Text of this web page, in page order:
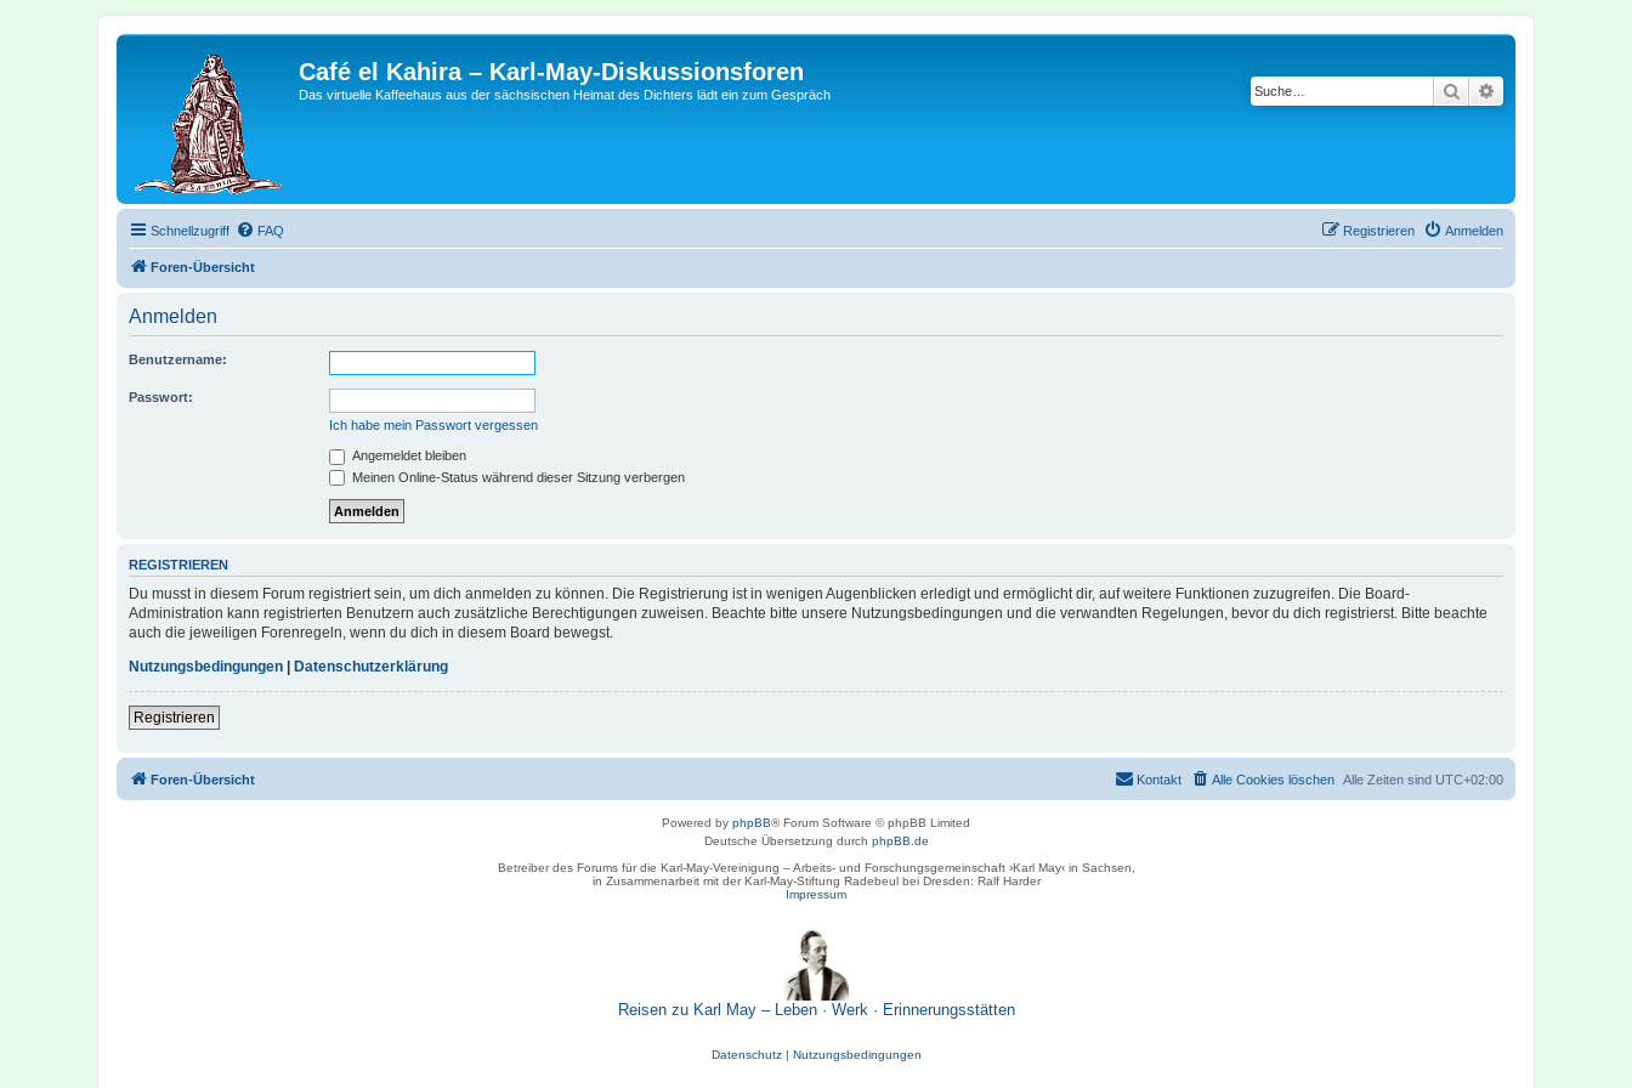
Café el Kahira – Karl-May-Diskussionsforen
Das virtuelle Kaffeehaus aus der sächsischen Heimat des Dichters lädt ein zum Gespräch Suche
Schnellzugriff FAQ Anmelden
Registrieren
Foren-Übersicht
Anmelden
Benutzername:
Passwort:
Ich habe mein Passwort vergessen
Angemeldet bleiben
Meinen Online-Status während dieser Sitzung verbergen
REGISTRIEREN
Du musst in diesem Forum registriert sein, um dich anmelden zu können. Die Registrierung ist in wenigen Augenblicken erledigt und ermöglicht dir, auf weitere Funktionen zuzugreifen. Die Board-
Administration kann registrierten Benutzern auch zusätzliche Berechtigungen zuweisen. Beachte bitte unsere Nutzungsbedingungen und die verwandten Regelungen, bevor du dich registrierst. Bitte beachte
auch die jeweiligen Forenregeln, wenn du dich in diesem Board bewegst.
Nutzungsbedingungen | Datenschutzerklärung
Registrieren
Foren-Übersicht Alle Zeiten sind UTC+02:00
Alle Cookies löschen
Kontakt
Powered by phpBB® Forum Software © phpBB Limited
Deutsche Übersetzung durch phpBB.de
Betreiber des Forums für die Karl-May-Vereinigung – Arbeits- und Forschungsgemeinschaft ›Karl May‹ in Sachsen,
in Zusammenarbeit mit der Karl-May-Stiftung Radebeul bei Dresden: Ralf Harder
Impressum
Reisen zu Karl May – Leben · Werk · Erinnerungsstätten
Datenschutz| Nutzungsbedingungen